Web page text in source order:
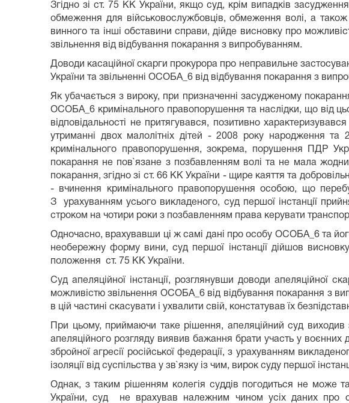
Згідно зі ст. 75 КК України, якщо суд, крім випадків
обмеження для військовослужбовців, обмеження волі, а
винного та інші обставини справи, дійде висновку про
звільнення від відбування покарання з випробуванням.
Доводи касаційної скарги прокурора про неправильне
України та звільненні ОСОБА_6 від відбування покарання з
Як убачається з вироку, при призначенні засудженому
ОСОБА_6 кримінального правопорушення та наслідки, що від
відповідальності не притягувався, позитивно
утриманні двох малолітніх дітей - 2008 року народження
кримінального правопорушення, зокрема, порушення ПДР
покарання не пов`язане з позбавленням волі та не мала
покарання, згідно зі ст. 66 КК України - щире каяття та
- вчинення кримінального правопорушення особою, що
З урахуванням усього викладеного, суд першої інстанції
строком на чотири роки з позбавленням права керувати
Одночасно, врахувавши ці ж самі дані про особу ОСОБА_6 та
необережну форму вини, суд першої інстанції дійшов
положення ст. 75 КК України.
Суд апеляційної інстанції, розглянувши доводи апеляційної
можливістю звільнення ОСОБА_6 від відбування покарання з
в цій частині скасувати і ухвалити свій, констатував їх
При цьому, приймаючи таке рішення, апеляційний суд
апеляційного розгляду виявив бажання брати участь у
збройної агресії російської федерації, з урахуванням
ізоляції від суспільства у зв`язку із чим, вирок суду першої
Однак, з таким рішенням колегія суддів погодиться не може
України, суд не врахував належним чином усіх даних про